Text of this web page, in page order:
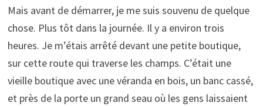
Mais avant de démarrer, je me suis souvenu de quelque
chose. Plus tôt dans la journée. Il y a environ trois
heures. Je m’étais arrêté devant une petite boutique,
sur cette route qui traverse les champs. C’était une
vieille boutique avec une véranda en bois, un banc cassé,
et près de la porte un grand seau où les gens laissaient